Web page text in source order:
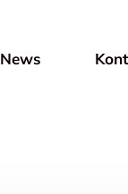
News